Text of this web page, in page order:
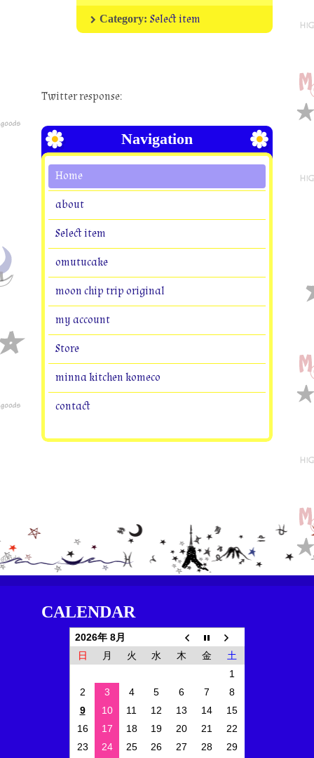
Category: Select item
Twitter response:
Navigation
Home
about
Select item
omutucake
moon chip trip original
my account
Store
minna kitchen komeco
contact
CALENDAR
2026年 8月
日
月 火 水 木 金
土
1
2
3 4 5 6 7
8
9
10 11 12 13 14
15
16
17 18 19 20 21
22
23
24 25 26 27 28
29